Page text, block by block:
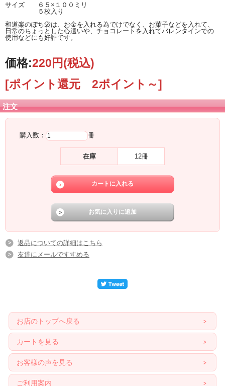
サイズ ６５×１００ミリ
５枚入り
和道楽のぽち袋は、お金を入れる為でけでなく、お菓子などを入れて、
日常のちょっとした心遣いや、チョコレートを入れてバレンタインでの
使用などにも好評です。
価格:220円(税込)
[ポイント還元 2ポイント～]
注文
購入数： 冊
在庫 12冊
返品についての詳細はこちら
友達にメールですすめる
お店のトップへ戻る
カートを見る
お客様の声を見る
ご利用案内